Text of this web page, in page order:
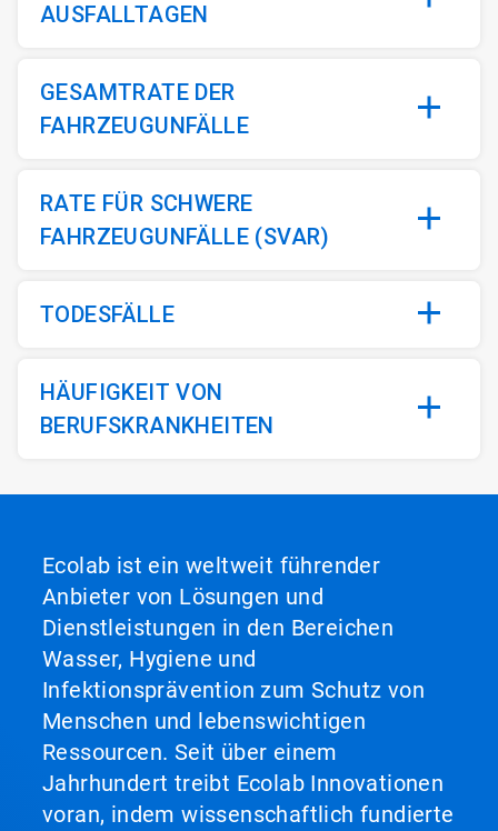
AUSFALLTAGEN
GESAMTRATE DER
FAHRZEUGUNFÄLLE
RATE FÜR SCHWERE
FAHRZEUGUNFÄLLE (SVAR)
TODESFÄLLE
HÄUFIGKEIT VON
BERUFSKRANKHEITEN
Ecolab ist ein weltweit führender
Anbieter von Lösungen und
Dienstleistungen in den Bereichen
Wasser, Hygiene und
Infektionsprävention zum Schutz von
Menschen und lebenswichtigen
Ressourcen. Seit über einem
Jahrhundert treibt Ecolab Innovationen
voran, indem wissenschaftlich fundierte